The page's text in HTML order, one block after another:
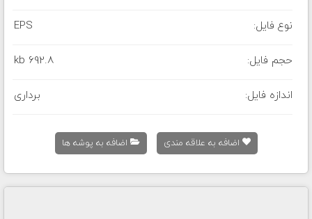
نوع فایل: EPS
حجم فایل: 692.8 kb
اندازه فایل: برداری
اضافه به علاقه مندی اضافه به پوشه ها